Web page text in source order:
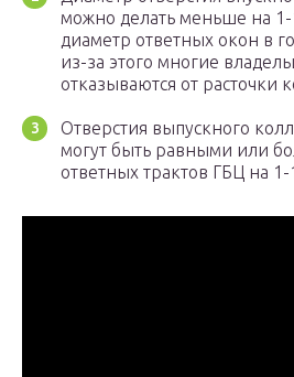
можно делать меньше на
диаметр ответных окон в
из-за этого многие
отказываются от расточки
Отверстия выпускного
могут быть равными или
ответных трактов ГБЦ на